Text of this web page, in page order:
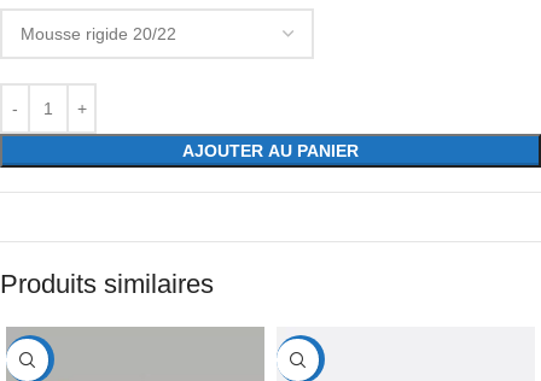
AJOUTER AU PANIER
Produits similaires
-40% -31%